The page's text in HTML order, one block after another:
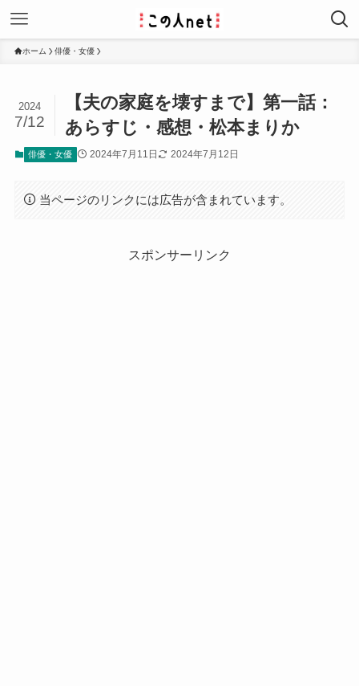
ホーム 俳優・女優
【夫の家庭を壊すまで】第一話：
あらすじ・感想・松本まりか
2024
7/12
俳優・女優 2024年7月11日 2024年7月12日
当ページのリンクには広告が含まれています。
スポンサーリンク